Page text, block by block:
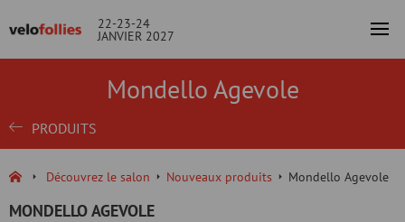
22-23-24
JANVIER 2027
Mondello Agevole
PRODUITS
Découvrez le salon Nouveaux produits Mondello Agevole
MONDELLO AGEVOLE